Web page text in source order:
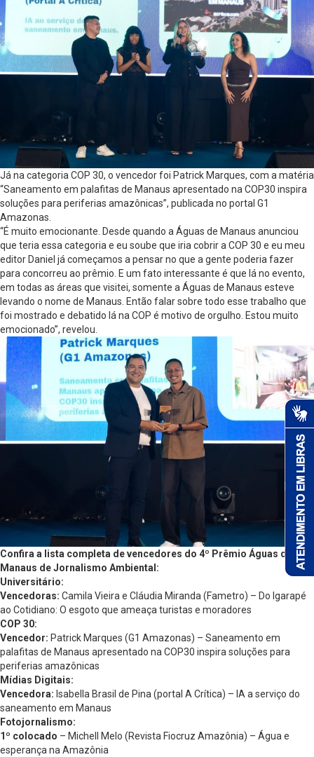
Já na categoria COP 30, o vencedor foi Patrick Marques, com a matéria
“Saneamento em palafitas de Manaus apresentado na COP30 inspira
soluções para periferias amazônicas”, publicada no portal G1
Amazonas.
“É muito emocionante. Desde quando a Águas de Manaus anunciou
que teria essa categoria e eu soube que iria cobrir a COP 30 e eu meu
editor Daniel já começamos a pensar no que a gente poderia fazer
para concorreu ao prêmio. E um fato interessante é que lá no evento,
em todas as áreas que visitei, somente a Águas de Manaus esteve
levando o nome de Manaus. Então falar sobre todo esse trabalho que
foi mostrado e debatido lá na COP é motivo de orgulho. Estou muito
emocionado”, revelou.
Confira a lista completa de vencedores do 4º Prêmio Águas de
Manaus de Jornalismo Ambiental:
Universitário:
Vencedoras: Camila Vieira e Cláudia Miranda (Fametro) – Do Igarapé
ao Cotidiano: O esgoto que ameaça turistas e moradores
COP 30:
Vencedor: Patrick Marques (G1 Amazonas) – Saneamento em
palafitas de Manaus apresentado na COP30 inspira soluções para
periferias amazônicas
Mídias Digitais:
Vencedora: Isabella Brasil de Pina (portal A Crítica) – IA a serviço do
saneamento em Manaus
Fotojornalismo:
1º colocado – Michell Melo (Revista Fiocruz Amazônia) – Água e
esperança na Amazônia